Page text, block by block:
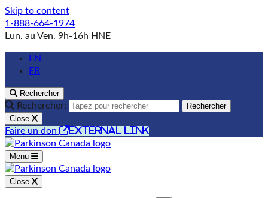
Skip to content
1-888-664-1974
Lun. au Ven. 9h-16h HNE
EN
FR
Rechercher
Rechercher:
Rechercher
Close
Faire un don external link
Menu
Close